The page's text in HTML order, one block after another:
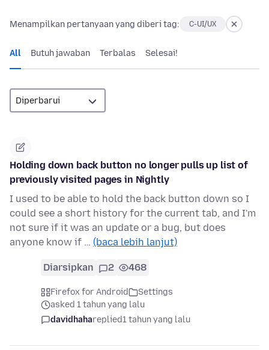
Menampilkan pertanyaan yang diberi tag: C-UI/UX
All Butuh jawaban Terbalas Selesai!
Holding down back button no longer pulls up list of
previously visited pages in Nightly
I used to be able to hold the back button down so I
could see a short history for the current tab, and I'm
not sure if it was an update or a bug, but does
anyone know if … (baca lebih lanjut)
Diarsipkan 2 468
Firefox for Android
Settings
asked 1 tahun yang lalu
davidhahareplied1 tahun yang lalu